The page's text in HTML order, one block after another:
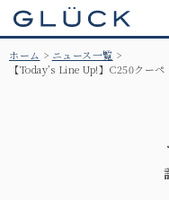
ホーム
ニュース一覧
【Today’s Line Up!】C250クー